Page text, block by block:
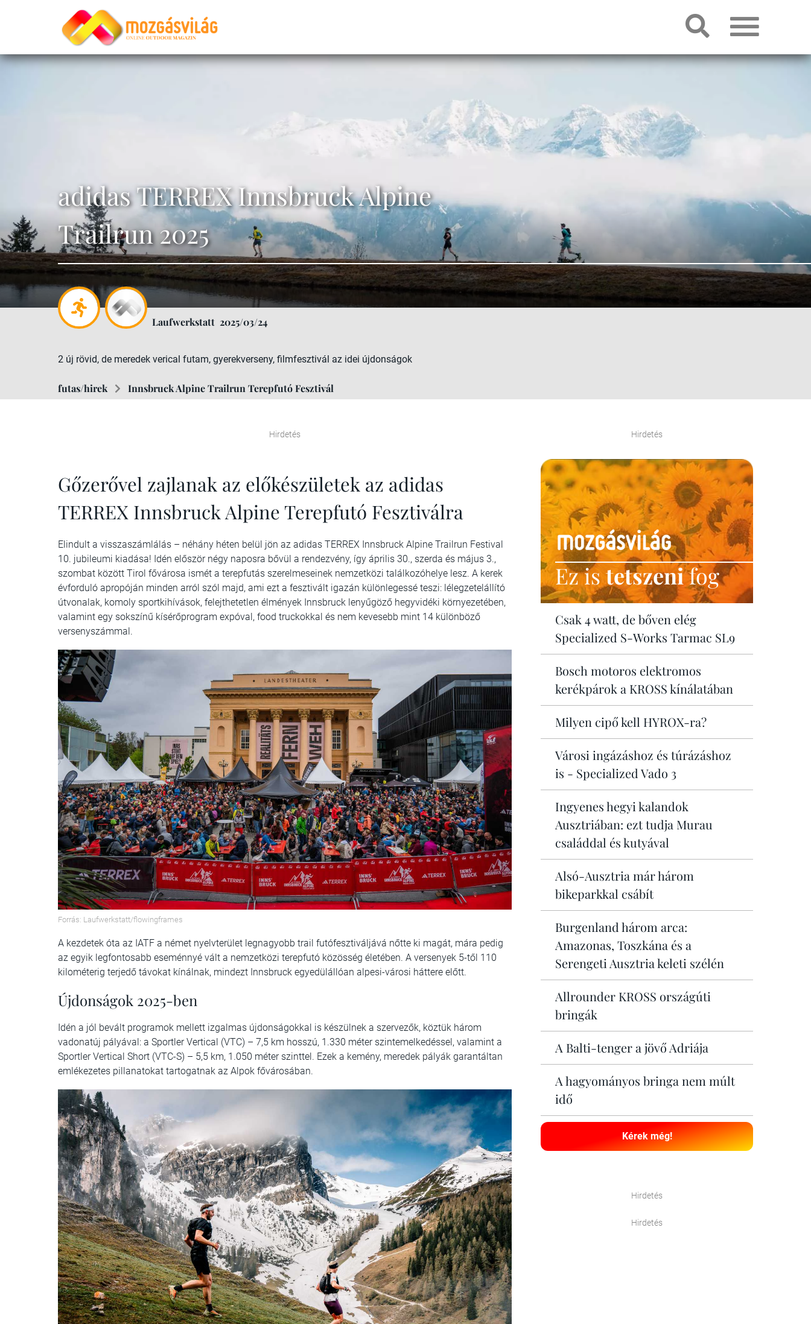
adidas TERREX Innsbruck Alpine
Trailrun 2025
Laufwerkstatt 2025/03/24
2 új rövid, de meredek verical futam, gyerekverseny, filmfesztivál az idei újdonságok
futas/hirek Innsbruck Alpine Trailrun Terepfutó Fesztivál
Hirdetés
Gőzerővel zajlanak az előkészületek az adidas
TERREX Innsbruck Alpine Terepfutó Fesztiválra
Elindult a visszaszámlálás – néhány héten belül jön az adidas TERREX Innsbruck Alpine Trailrun Festival
10. jubileumi kiadása! Idén először négy naposra bővül a rendezvény, így április 30., szerda és május 3.,
szombat között Tirol fővárosa ismét a terepfutás szerelmeseinek nemzetközi találkozóhelye lesz. A kerek
évforduló apropóján minden arról szól majd, ami ezt a fesztivált igazán különlegessé teszi: lélegzetelállító
útvonalak, komoly sportkihívások, felejthetetlen élmények Innsbruck lenyűgöző hegyvidéki környezetében,
valamint egy sokszínű kísérőprogram expóval, food truckokkal és nem kevesebb mint 14 különböző
versenyszámmal.
Forrás: Laufwerkstatt/flowingframes
A kezdetek óta az IATF a német nyelvterület legnagyobb trail futófesztiváljává nőtte ki magát, mára pedig
az egyik legfontosabb eseménnyé vált a nemzetközi terepfutó közösség életében. A versenyek 5-től 110
kilométerig terjedő távokat kínálnak, mindezt Innsbruck egyedülállóan alpesi-városi háttere előtt.
Újdonságok 2025-ben
Idén a jól bevált programok mellett izgalmas újdonságokkal is készülnek a szervezők, köztük három
vadonatúj pályával: a Sportler Vertical (VTC) – 7,5 km hosszú, 1.330 méter szintemelkedéssel, valamint a
Sportler Vertical Short (VTC-S) – 5,5 km, 1.050 méter szinttel. Ezek a kemény, meredek pályák garantáltan
emlékezetes pillanatokat tartogatnak az Alpok fővárosában.
Hirdetés
Ez istetszenifog
Csak 4 watt, de bőven elég
Specialized S-Works Tarmac SL9
Bosch motoros elektromos
kerékpárok a KROSS kínálatában
Milyen cipő kell HYROX-ra?
Városi ingázáshoz és túrázáshoz
is - Specialized Vado 3
Ingyenes hegyi kalandok
Ausztriában: ezt tudja Murau
családdal és kutyával
Alsó-Ausztria már három
bikeparkkal csábít
Burgenland három arca:
Amazonas, Toszkána és a
Serengeti Ausztria keleti szélén
Allrounder KROSS országúti
bringák
A Balti-tenger a jövő Adriája
A hagyományos bringa nem múlt
idő
Kérek még!
Hirdetés
Hirdetés